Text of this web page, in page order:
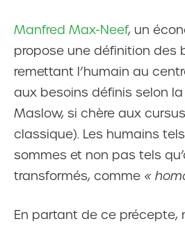
Manfred Max-Neef, un
propose une définition des
remettant l’humain au
aux besoins définis selon
Maslow, si chère aux
classique). Les humains
sommes et non pas tels
transformés, comme «
En partant de ce précepte,